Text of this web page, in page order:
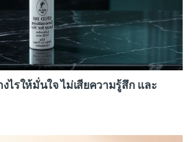
ไรให้มั่นใจ ไม่เสียความรู้สึก และ